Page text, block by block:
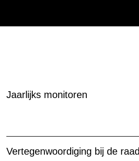
Jaarlijks monitoren
Vertegenwoordiging bij de raad